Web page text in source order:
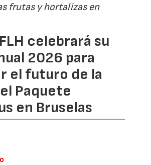
frutas y hortalizas en
celebrará su
2026 para
el futuro de la
Paquete
en Bruselas